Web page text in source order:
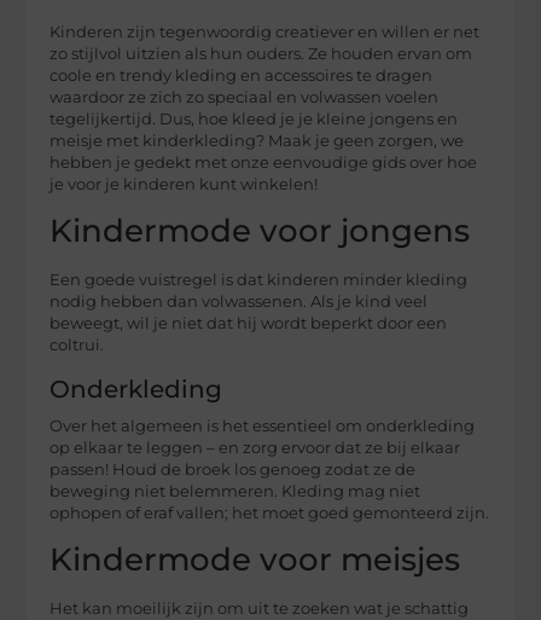
Kinderen zijn tegenwoordig creatiever en willen er net
zo stijlvol uitzien als hun ouders. Ze houden ervan om
coole en trendy kleding en accessoires te dragen
waardoor ze zich zo speciaal en volwassen voelen
tegelijkertijd. Dus, hoe kleed je je kleine jongens en
meisje met kinderkleding? Maak je geen zorgen, we
hebben je gedekt met onze eenvoudige gids over hoe
je voor je kinderen kunt winkelen!
Kindermode voor jongens
Een goede vuistregel is dat kinderen minder kleding
nodig hebben dan volwassenen. Als je kind veel
beweegt, wil je niet dat hij wordt beperkt door een
coltrui.
Onderkleding
Over het algemeen is het essentieel om onderkleding
op elkaar te leggen – en zorg ervoor dat ze bij elkaar
passen! Houd de broek los genoeg zodat ze de
beweging niet belemmeren. Kleding mag niet
ophopen of eraf vallen; het moet goed gemonteerd zijn.
Kindermode voor meisjes
Het kan moeilijk zijn om uit te zoeken wat je schattig